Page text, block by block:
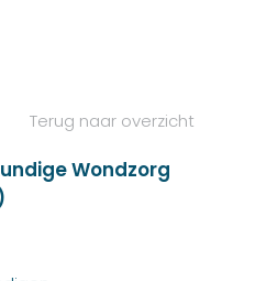
Terug naar overzicht
Wondzorg